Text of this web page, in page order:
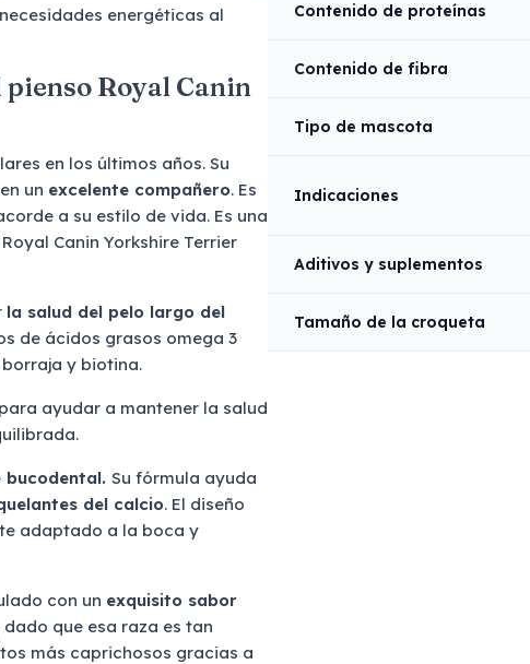
energéticas al
Royal Canin
en los últimos años. Su
un excelente compañero. Es
a su estilo de vida. Es una
Canin Yorkshire Terrier
la salud del pelo largo del
de ácidos grasos omega 3
borraja y biotina.
para ayudar a mantener la salud
bucodental. Su fórmula ayuda
del calcio. El diseño
adaptado a la boca y
con un exquisito sabor
que esa raza es tan
más caprichosos gracias a
Contenido de proteínas
Contenido de fibra
Tipo de mascota
Indicaciones
Aditivos y suplementos
Tamaño de la croqueta